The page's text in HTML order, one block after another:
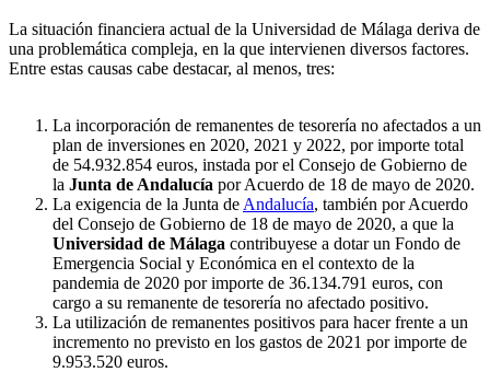
La situación financiera actual de la Universidad de Málaga deriva de
una problemática compleja, en la que intervienen diversos factores.
Entre estas causas cabe destacar, al menos, tres:
La incorporación de remanentes de tesorería no afectados a un
plan de inversiones en 2020, 2021 y 2022, por importe total
de 54.932.854 euros, instada por el Consejo de Gobierno de
la Junta de Andalucía por Acuerdo de 18 de mayo de 2020.
La exigencia de la Junta de Andalucía, también por Acuerdo
del Consejo de Gobierno de 18 de mayo de 2020, a que la
Universidad de Málaga contribuyese a dotar un Fondo de
Emergencia Social y Económica en el contexto de la
pandemia de 2020 por importe de 36.134.791 euros, con
cargo a su remanente de tesorería no afectado positivo.
La utilización de remanentes positivos para hacer frente a un
incremento no previsto en los gastos de 2021 por importe de
9.953.520 euros.